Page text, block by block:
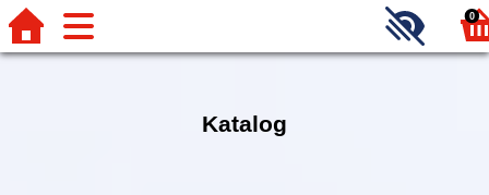
0
Katalog